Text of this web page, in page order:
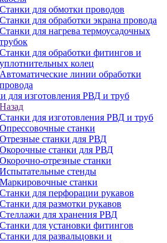
Станки для обмотки проводов
Станки для обработки экрана провода
Станки для нагрева термоусадочных
трубок
Станки для обработки фитингов и
уплотнительных колец
Автоматические линии обработки
провода
для изготовления РВД и труб
Назад
Станки для изготовления РВД и труб
Опрессовочные станки
Отрезные станки для РВД
Окорочные станки для РВД
Окорочно-отрезные станки
Испытательные стенды
Маркировочные станки
Станки для перфорации рукавов
Станки для размотки рукавов
Стеллажи для хранения РВД
Станки для установки фитингов
Станки для развальцовки и